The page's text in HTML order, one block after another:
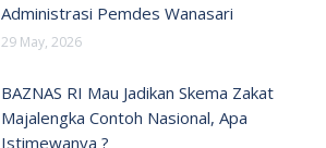
Administrasi Pemdes Wanasari
29 May, 2026
BAZNAS RI Mau Jadikan Skema Zakat
Majalengka Contoh Nasional, Apa
Istimewanya ?